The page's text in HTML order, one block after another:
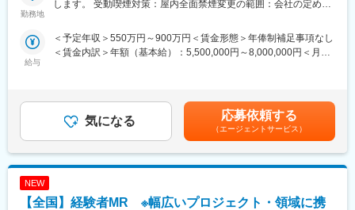
あり、相談事があればいつでも連絡できる距離感です。
長期的な視点での相談も可能です。ぜひ頼ってください。
こそ実現ができていることであり、強みの部分です。
変更の範囲：会社の定める業務
MR資格をお持ちの方（MRの実務未経験OK）をお待ちしておりま
浅い方もMRとしてスキルが身に着く環境です。外資製薬メーカー
やバイオベンチャーとの繋がりが強く最先端の医薬品に携われる
■充実したサポート体制：
配属後は担当マネージャーが丁寧に支援します。日々の仕事の悩
みや、キャリア形成の相談等、伴走者として活躍をサポートしま
す。また知識・スキルレベルを上げるために様々な研修をご用意
しています。
■エリアを跨ぐ転勤なし：
勤務地
します。 受動喫煙対策：屋内全面禁煙変更の範囲：会社の定める
給与
＜予定年収＞550万円～900万円＜賃金形態＞年俸制補足事項なし
＜賃金内訳＞年額（基本給）：5,500,000円～8,000,000円＜月額
支給）※ただし支給条件があります賃金はあくまでも目安の金額で
あり、選考を通じて上下する可能性があります。月給(月額)は固定
気になる 応募依頼する
（エージェントサービス）
NEW
【全国】経験者MR ※幅広いプロジェクト・領域に携